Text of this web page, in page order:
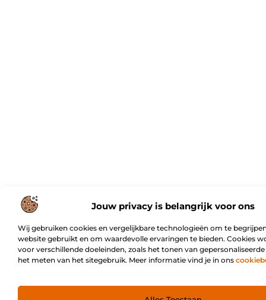
Jouw privacy is belangrijk voor ons
Wij gebruiken cookies en vergelijkbare technologieën om te
website gebruikt en om waardevolle ervaringen te bieden. Cookies
voor verschillende doeleinden, zoals het tonen van
het meten van het sitegebruik. Meer informatie vind je in ons